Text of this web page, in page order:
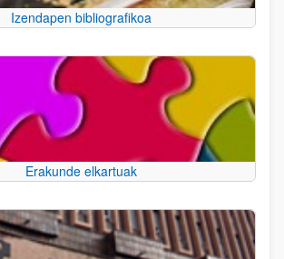
Izendapen bibliografikoa
Erakunde elkartuak